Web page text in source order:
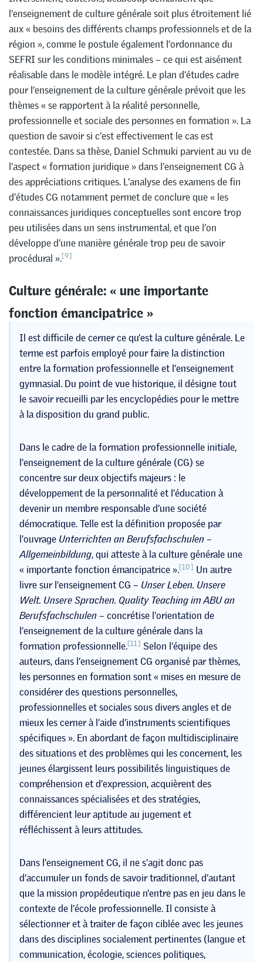
l’enseignement de culture générale soit plus étroitement lié
aux « besoins des différents champs professionnels et de la
région », comme le postule également l’ordonnance du
SEFRI sur les conditions minimales – ce qui est aisément
réalisable dans le modèle intégré. Le plan d’études cadre
pour l’enseignement de la culture générale prévoit que les
thèmes « se rapportent à la réalité personnelle,
professionnelle et sociale des personnes en formation ». La
question de savoir si c’est effectivement le cas est
contestée. Dans sa thèse, Daniel Schmuki parvient au vu de
l’aspect « formation juridique » dans l’enseignement CG à
des appréciations critiques. L’analyse des examens de fin
d’études CG notamment permet de conclure que « les
connaissances juridiques conceptuelles sont encore trop
peu utilisées dans un sens instrumental, et que l’on
développe d’une manière générale trop peu de savoir
procédural ».[9]
Culture générale: « une importante
fonction émancipatrice »
Il est difficile de cerner ce qu’est la culture générale. Le
terme est parfois employé pour faire la distinction
entre la formation professionnelle et l’enseignement
gymnasial. Du point de vue historique, il désigne tout
le savoir recueilli par les encyclopédies pour le mettre
à la disposition du grand public.
Dans le cadre de la formation professionnelle initiale,
l’enseignement de la culture générale (CG) se
concentre sur deux objectifs majeurs : le
développement de la personnalité et l’éducation à
devenir un membre responsable d’une société
démocratique. Telle est la définition proposée par
l’ouvrage Unterrichten an Berufsfachschulen –
Allgemeinbildung, qui atteste à la culture générale une
« importante fonction émancipatrice ».[10] Un autre
livre sur l’enseignement CG – Unser Leben. Unsere
Welt. Unsere Sprachen. Quality Teaching im ABU an
Berufsfachschulen – concrétise l’orientation de
l’enseignement de la culture générale dans la
formation professionnelle.[11] Selon l’équipe des
auteurs, dans l’enseignement CG organisé par thèmes,
les personnes en formation sont « mises en mesure de
considérer des questions personnelles,
professionnelles et sociales sous divers angles et de
mieux les cerner à l’aide d’instruments scientifiques
spécifiques ». En abordant de façon multidisciplinaire
des situations et des problèmes qui les concernent, les
jeunes élargissent leurs possibilités linguistiques de
compréhension et d’expression, acquièrent des
connaissances spécialisées et des stratégies,
différencient leur aptitude au jugement et
réfléchissent à leurs attitudes.
Dans l’enseignement CG, il ne s’agit donc pas
d’accumuler un fonds de savoir traditionnel, d’autant
que la mission propédeutique n’entre pas en jeu dans le
contexte de l’école professionnelle. Il consiste à
sélectionner et à traiter de façon ciblée avec les jeunes
dans des disciplines socialement pertinentes (langue et
communication, écologie, sciences politiques,